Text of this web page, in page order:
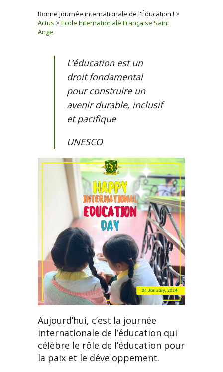
Bonne journée internationale de l'Éducation ! >
Actus >Ecole Internationale Française Saint
Ange
L’éducation est un
droit fondamental
pour construire un
avenir durable, inclusif
et pacifique
UNESCO
Aujourd’hui, c’est la journée
internationale de l’éducation qui
célèbre le rôle de l’éducation pour
la paix et le développement.